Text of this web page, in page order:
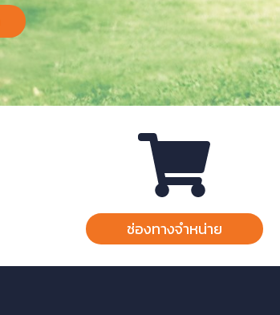
ช่องทางจำหน่าย